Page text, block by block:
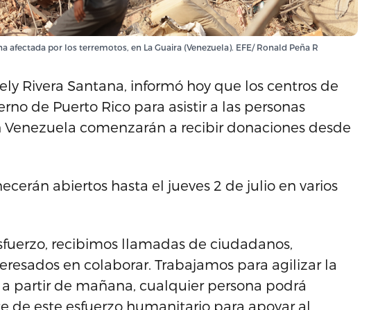
afectada por los terremotos, en La Guaira (Venezuela). EFE/ Ronald Peña R
Rivera Santana, informó hoy que los centros de
de Puerto Rico para asistir a las personas
comenzarán a recibir donaciones desde
abiertos hasta el jueves 2 de julio en varios
recibimos llamadas de ciudadanos,
en colaborar. Trabajamos para agilizar la
partir de mañana, cualquier persona podrá
de este esfuerzo humanitario para apoyar al